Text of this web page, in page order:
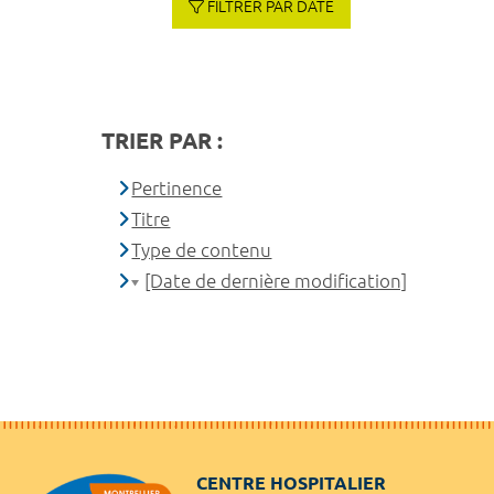
FILTRER PAR DATE
TRIER PAR :
Pertinence
Titre
Type de contenu
[Date de dernière modification]
CENTRE HOSPITALIER